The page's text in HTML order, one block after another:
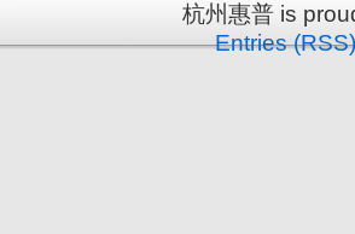
杭州惠普 is
Entries (RSS)